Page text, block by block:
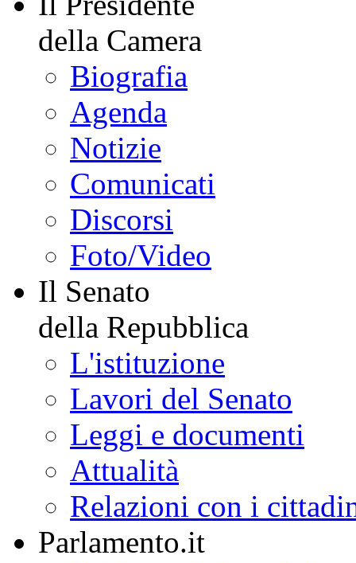
della Camera
Biografia
Agenda
Notizie
Comunicati
Discorsi
Foto/Video
Il Senato
della Repubblica
L'istituzione
Lavori del Senato
Leggi e documenti
Attualità
Relazioni con i
Parlamento.it